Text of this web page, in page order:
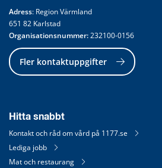
Adress: Region Värmland
651 82 Karlstad
Organisationsnummer: 232100-0156
Fler kontaktuppgifter
Hitta snabbt
Kontakt och råd om vård på 1177.se
Lediga jobb
Mat och restaurang